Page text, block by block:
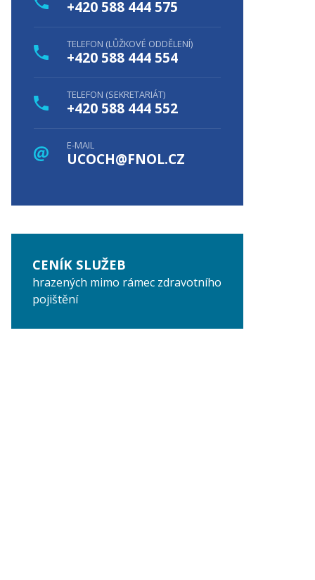
+420 588 444 575
TELEFON (LŮŽKOVÉ ODDĚLENÍ)
+420 588 444 554
TELEFON (SEKRETARIÁT)
+420 588 444 552
E-MAIL
UCOCH@FNOL.CZ
CENÍK SLUŽEB
hrazených mimo rámec zdravotního
pojištění